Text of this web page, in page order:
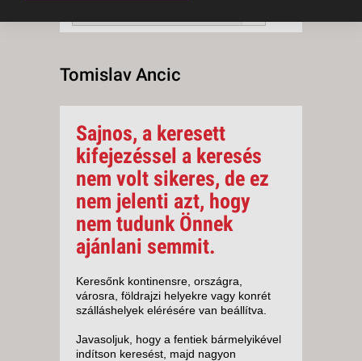
Tomislav Ancic
Sajnos, a keresett
kifejezéssel a keresés
nem volt sikeres, de ez
nem jelenti azt, hogy
nem tudunk Önnek
ajánlani semmit.
Keresőnk kontinensre, országra,
városra, földrajzi helyekre vagy konrét
szálláshelyek elérésére van beállítva.
Javasoljuk, hogy a fentiek bármelyikével
indítson keresést, majd nagyon